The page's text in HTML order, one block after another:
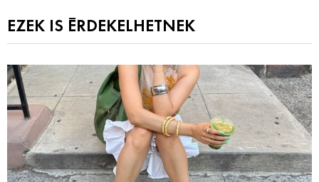
EZEK IS ÉRDEKELHETNEK